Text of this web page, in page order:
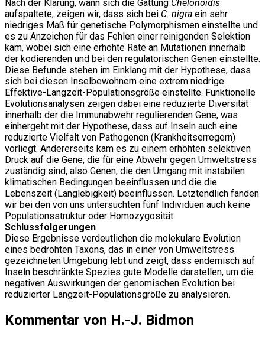
Nach der Klärung, wann sich die Gattung Chelonoidis
aufspaltete, zeigen wir, dass sich bei C. nigra ein sehr
niedriges Maß für genetische Polymorphismen einstellte und
es zu Anzeichen für das Fehlen einer reinigenden Selektion
kam, wobei sich eine erhöhte Rate an Mutationen innerhalb
der kodierenden und bei den regulatorischen Genen einstellte.
Diese Befunde stehen im Einklang mit der Hypothese, dass
sich bei diesen Inselbewohnern eine extrem niedrige
Effektive-Langzeit-Populationsgröße einstellte. Funktionelle
Evolutionsanalysen zeigen dabei eine reduzierte Diversität
innerhalb der die Immunabwehr regulierenden Gene, was
einhergeht mit der Hypothese, dass auf Inseln auch eine
reduzierte Vielfalt von Pathogenen (Krankheitserregern)
vorliegt. Andererseits kam es zu einem erhöhten selektiven
Druck auf die Gene, die für eine Abwehr gegen Umweltstress
zuständig sind, also Genen, die den Umgang mit instabilen
klimatischen Bedingungen beeinflussen und die die
Lebenszeit (Langlebigkeit) beeinflussen. Letztendlich fanden
wir bei den von uns untersuchten fünf Individuen auch keine
Populationsstruktur oder Homozygosität.
Schlussfolgerungen
Diese Ergebnisse verdeutlichen die molekulare Evolution
eines bedrohten Taxons, das in einer von Umweltstress
gezeichneten Umgebung lebt und zeigt, dass endemisch auf
Inseln beschränkte Spezies gute Modelle darstellen, um die
negativen Auswirkungen der genomischen Evolution bei
reduzierter Langzeit-Populationsgröße zu analysieren.
Kommentar von H.-J. Bidmon